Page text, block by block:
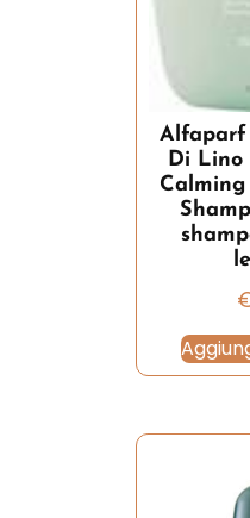
Alfaparf
Di Lino